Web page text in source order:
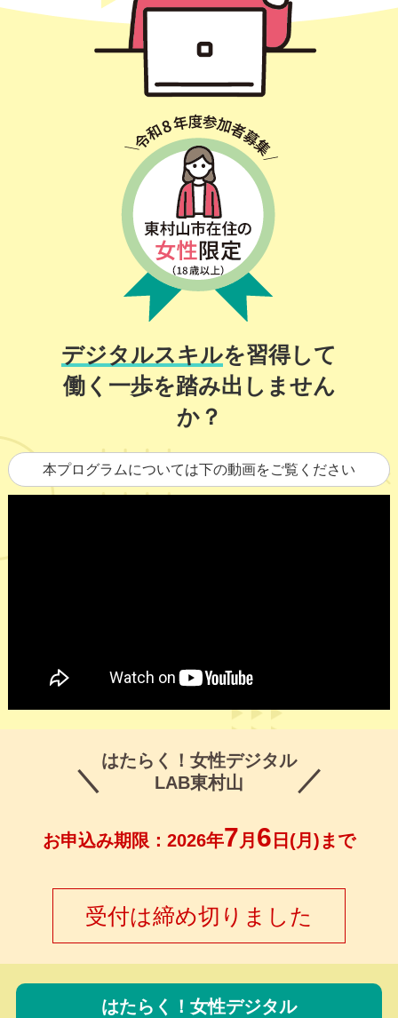
デジタルスキルを習得して
働く一歩を踏み出しません
か？
本プログラムについては下の動画をご覧ください
はたらく！女性デジタル
LAB東村山
お申込み期限：2026年7 月 6 日(月)まで
受付は締め切りました
はたらく！女性デジタル